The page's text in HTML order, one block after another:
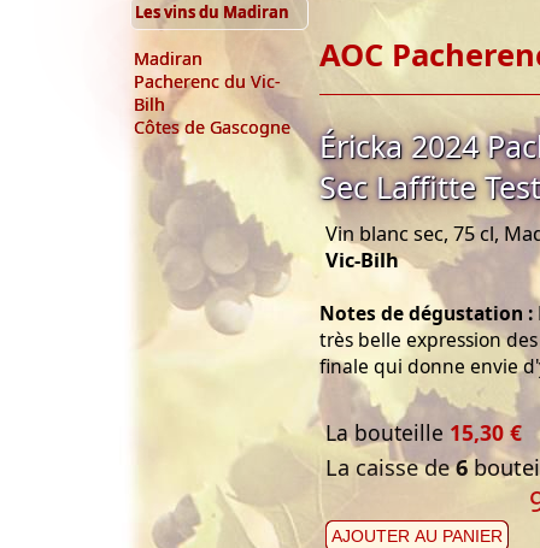
Les vins du Madiran
Madiran
Pacherenc du Vic-
Bilh
Côtes de Gascogne
AOC
Éricka 2024
Sec Laffitte
Vin blanc sec, 75 cl,
Vic-Bilh
Notes de dégustation :
très belle expression
finale qui donne envie
La bouteille 15,30 €
La caisse de6
AJOUTER AU PANIER